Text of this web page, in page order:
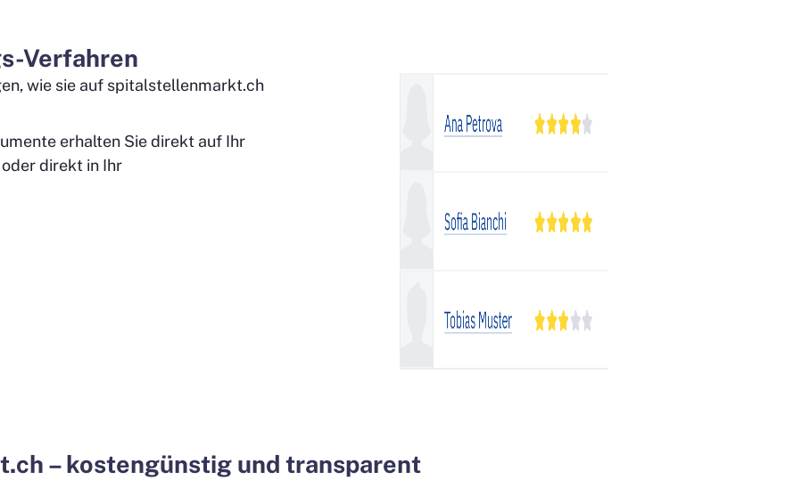
Verfahren
wie sie auf spitalstellenmarkt.ch
erhalten Sie direkt auf Ihr
direkt in Ihr
– kostengünstig und transparent